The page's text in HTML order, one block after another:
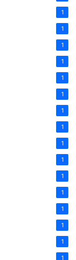
1
1
1
1
1
1
1
1
1
1
1
1
1
1
1
1